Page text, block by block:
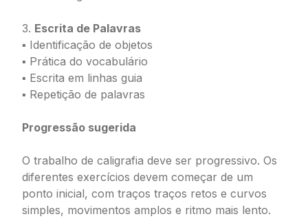
3. Escrita de Palavras
▪ Identificação de objetos
▪ Prática do vocabulário
▪ Escrita em linhas guia
▪ Repetição de palavras
Progressão sugerida
O trabalho de caligrafia deve ser progressivo. Os
diferentes exercícios devem começar de um
ponto inicial, com traços traços retos e curvos
simples, movimentos amplos e ritmo mais lento.